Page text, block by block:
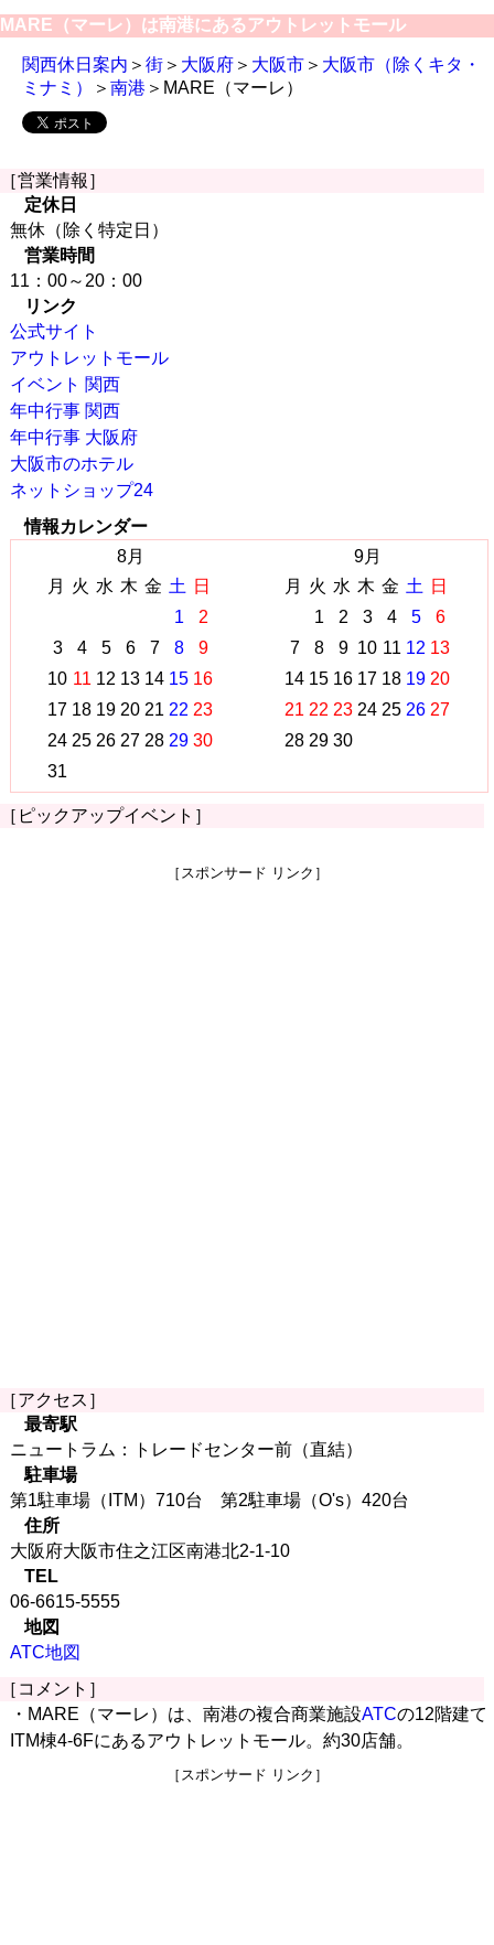
MARE（マーレ）は南港にあるアウトレットモール
関西休日案内 ＞ 街 ＞ 大阪府 ＞ 大阪市 ＞ 大阪市（除くキタ・
ミナミ）
＞ 南港 ＞MARE（マーレ）
［営業情報］
定休日
無休（除く特定日）
営業時間
11：00～20：00
リンク
公式サイト
アウトレットモール
イベント 関西
年中行事 関西
年中行事 大阪府
大阪市のホテル
ネットショップ24
情報カレンダー
8月
月
火 水 木 金 土
日
1
2
3
4 5 6 7 8
9
10 11 12 13 14 15 16
17 18 19 20 21 22 23
24 25 26 27 28 29 30
31
9月
月
火 水 木 金 土
日
1
2 3 4 5
6
7
8 9 10 11 12 13
14 15 16 17 18 19 20
21 22 23 24 25 26 27
28 29 30
［ピックアップイベント］
［スポンサード リンク］
［アクセス］
最寄駅
ニュートラム：トレードセンター前（直結）
駐車場
第1駐車場（ITM）710台 第2駐車場（O's）420台
住所
大阪府大阪市住之江区南港北2-1-10
TEL
06-6615-5555
地図
ATC地図
［コメント］
・MARE（マーレ）は、南港の複合商業施設ATCの12階建て
ITM棟4-6Fにあるアウトレットモール。約30店舗。
［スポンサード リンク］